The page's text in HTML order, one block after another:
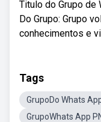
Titulo do Grupo de
Do Grupo: Grupo
conhecimentos e
Tags
GrupoDo Whats
GrupoWhats App